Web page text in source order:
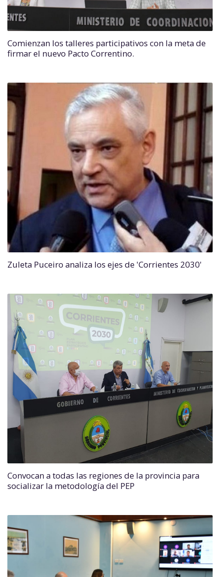
Comienzan los talleres participativos con la meta de
firmar el nuevo Pacto Correntino.
Zuleta Puceiro analiza los ejes de 'Corrientes 2030'
Convocan a todas las regiones de la provincia para
socializar la metodología del PEP